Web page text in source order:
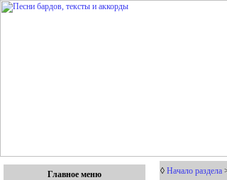
Главное меню ◊ Начало раздела